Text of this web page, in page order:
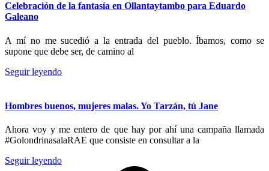
Celebración de la fantasía en Ollantaytambo para Eduardo
Galeano
A mí no me sucedió a la entrada del pueblo. Íbamos, como se
supone que debe ser, de camino al
Seguir leyendo
Hombres buenos, mujeres malas. Yo Tarzán, tú Jane
Ahora voy y me entero de que hay por ahí una campaña llamada
#GolondrinasalaRAE que consiste en consultar a la
Seguir leyendo